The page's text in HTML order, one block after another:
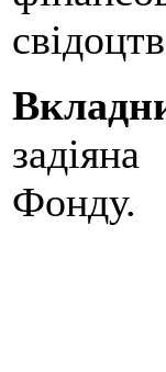
Фонду.